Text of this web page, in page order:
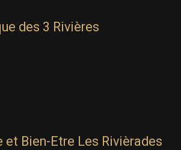
des 3 Rivières
et Bien-Etre Les Rivièrades